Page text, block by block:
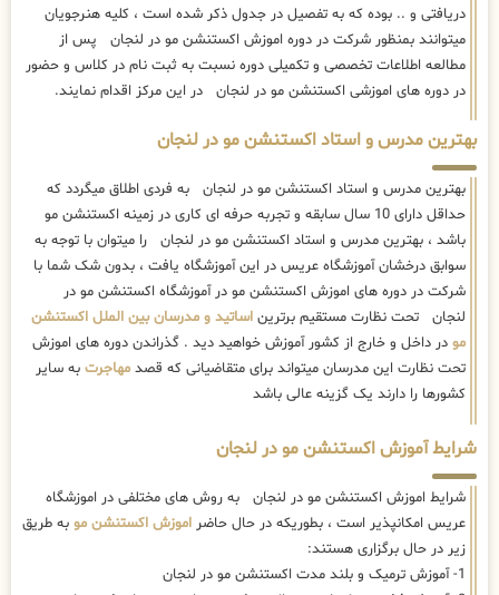
دریافتی و .. بوده که به تفصیل در جدول ذکر شده است ، کلیه هنرجویان
میتوانند بمنظور شرکت در دوره اموزش اکستنشن مو در لنجان پس از
مطالعه اطلاعات تخصصی و تکمیلی دوره نسبت به ثبت نام در کلاس و حضور
در دوره های اموزشی اکستنشن مو در لنجان در این مرکز اقدام نمایند.
بهترین مدرس و استاد اکستنشن مو در لنجان
بهترین مدرس و استاد اکستنشن مو در لنجان به فردی اطلاق میگردد که
حداقل دارای 10 سال سابقه و تجربه حرفه ای کاری در زمینه اکستنشن مو
باشد ، بهترین مدرس و استاد اکستنشن مو در لنجان را میتوان با توجه به
سوابق درخشان آموزشگاه عریس در این آموزشگاه یافت ، بدون شک شما با
شرکت در دوره های اموزش اکستنشن مو در آموزشگاه اکستنشن مو در
لنجان تحت نظارت مستقیم برترین اساتید و مدرسان بین الملل اکستنشن
مو در داخل و خارج از کشور آموزش خواهید دید . گذراندن دوره های اموزش
تحت نظارت این مدرسان میتواند برای متقاضیانی که قصد مهاجرت به سایر
کشورها را دارند یک گزینه عالی باشد
شرایط آموزش اکستنشن مو در لنجان
شرایط اموزش اکستنشن مو در لنجان به روش های مختلفی در اموزشگاه
عریس امکانپذیر است ، بطوریکه در حال حاضر اموزش اکستنشن مو به طریق
زیر در حال برگزاری هستند:
1- آموزش ترمیک و بلند مدت اکستنشن مو در لنجان